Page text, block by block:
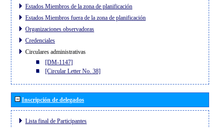
Estados Miembros de la zona de planificación
Estados Miembros fuera de la zona de planificación
Organizaciones observadoras
Credenciales
Circulares administrativas
[DM-1147]
[Circular Letter No. 38]
Inscripción de delegados
Lista final de Participantes